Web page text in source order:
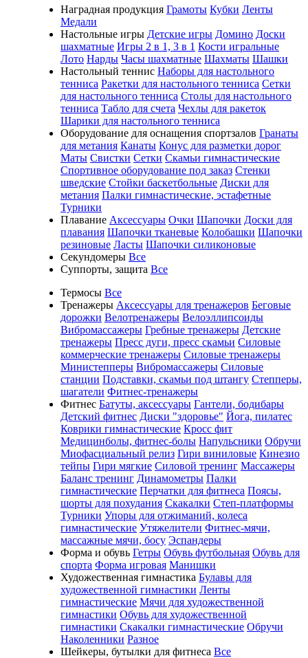
Наградная продукция Грамоты Кубки Ленты
Медали
Настольные игры Детские игры Домино Доски
шахматные Игры 2 в 1, 3 в 1 Кости игральные
Лото Нарды Часы шахматные Шахматы Шашки
Настольный теннис Наборы для настольного
тенниса Ракетки для настольного тенниса Сетки
для настольного тенниса Столы для настольного
тенниса Табло для счета Чехлы для ракеток
Шарики для настольного тенниса
Оборудование для оснащения спортзалов Гранаты
для метания Канаты Конус для разметки дорог
Маты Свистки Сетки Скамьи гимнастические
Спортивное оборудование под заказ Стенки
шведские Стойки баскетбольные Диски для
метания Палки гимнастические, эстафетные
Турники
Плавание Аксессуары Очки Шапочки Доски для
плавания Шапочки тканевые Колобашки Шапочки
резиновые Ласты Шапочки силиконовые
Секундомеры Все
Суппорты, защита Все
Термосы Все
Тренажеры Аксессуары для тренажеров Беговые
дорожки Велотренажеры Велоэллипсоиды
Вибромассажеры Гребные тренажеры Детские
тренажеры Пресс дуги, пресс скамьи Силовые
коммерческие тренажеры Силовые тренажеры
Министепперы Вибромассажеры Силовые
станции Подставки, скамьи под штангу Степперы,
шагатели Фитнес-тренажеры
Фитнес Батуты, аксессуары Гантели, бодибары
Детский фитнес Диски "здоровье" Йога, пилатес
Коврики гимнастические Кросс фит
Медицинболы, фитнес-болы Напульсники Обручи
Миофасциальный релиз Гири виниловые Кинезио
тейпы Гири мягкие Силовой тренинг Массажеры
Баланс тренинг Динамометры Палки
гимнастические Перчатки для фитнеса Поясы,
шорты для похудания Скакалки Степ-платформы
Турники Упоры для отжиманий, колеса
гимнастические Утяжелители Фитнес-мячи,
массажные мячи, босу Эспандеры
Форма и обувь Гетры Обувь футбольная Обувь для
спорта Форма игровая Манишки
Художественная гимнастика Булавы для
художественной гимнастики Ленты
гимнастические Мячи для художественной
гимнастики Обувь для художественной
гимнастики Скакалки гимнастические Обручи
Наколенники Разное
Шейкеры, бутылки для фитнеса Все